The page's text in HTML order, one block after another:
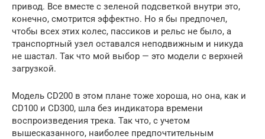
привод. Все вместе с зеленой подсветкой внутри это,
конечно, смотрится эффектно. Но я бы предпочел,
чтобы всех этих колес, пассиков и рельс не было, а
транспортный узел оставался неподвижным и никуда
не шастал. Так что мой выбор — это модели с верхней
загрузкой.
Модель CD200 в этом плане тоже хороша, но она, как и
CD100 и CD300, шла без индикатора времени
воспроизведения трека. Так что, с учетом
вышесказанного, наиболее предпочтительным